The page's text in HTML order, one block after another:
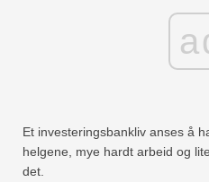
Et investeringsbankliv anses å
helgene, mye hardt arbeid og
det.